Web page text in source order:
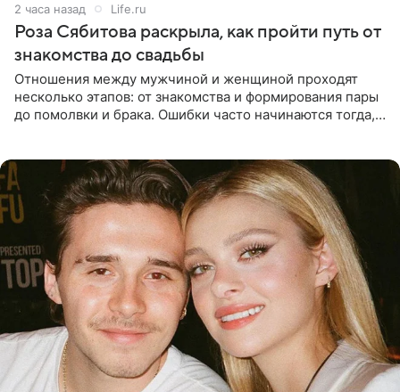
2 часа назад Life.ru
Роза Сябитова раскрыла, как пройти путь от
знакомства до свадьбы
Отношения между мужчиной и женщиной проходят
несколько этапов: от знакомства и формирования пары
до помолвки и брака. Ошибки часто начинаются тогда,